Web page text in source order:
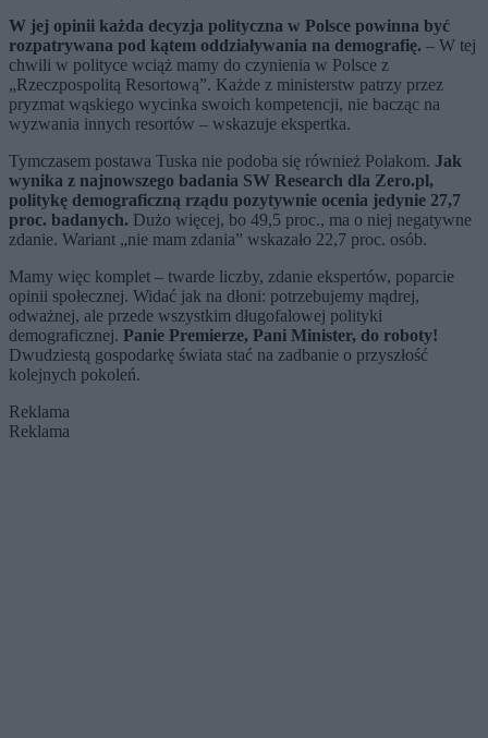
W jej opinii każda decyzja polityczna w Polsce powinna być
rozpatrywana pod kątem oddziaływania na demografię. – W tej
chwili w polityce wciąż mamy do czynienia w Polsce z
„Rzeczpospolitą Resortową”. Każde z ministerstw patrzy przez
pryzmat wąskiego wycinka swoich kompetencji, nie bacząc na
wyzwania innych resortów – wskazuje ekspertka.
Tymczasem postawa Tuska nie podoba się również Polakom. Jak
wynika z najnowszego badania SW Research dla Zero.pl,
politykę demograficzną rządu pozytywnie ocenia jedynie 27,7
proc. badanych. Dużo więcej, bo 49,5 proc., ma o niej negatywne
zdanie. Wariant „nie mam zdania” wskazało 22,7 proc. osób.
Mamy więc komplet – twarde liczby, zdanie ekspertów, poparcie
opinii społecznej. Widać jak na dłoni: potrzebujemy mądrej,
odważnej, ale przede wszystkim długofalowej polityki
demograficznej. Panie Premierze, Pani Minister, do roboty!
Dwudziestą gospodarkę świata stać na zadbanie o przyszłość
kolejnych pokoleń.
Reklama
Reklama